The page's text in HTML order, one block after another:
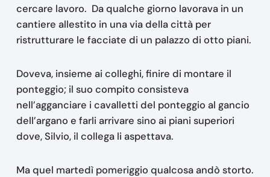
cercare lavoro. Da qualche giorno lavorava in un
cantiere allestito in una via della città per
ristrutturare le facciate di un palazzo di otto piani.
Doveva, insieme ai colleghi, finire di montare il
ponteggio; il suo compito consisteva
nell’agganciare i cavalletti del ponteggio al gancio
dell’argano e farli arrivare sino ai piani superiori
dove, Silvio, il collega li aspettava.
Ma quel martedì pomeriggio qualcosa andò storto.